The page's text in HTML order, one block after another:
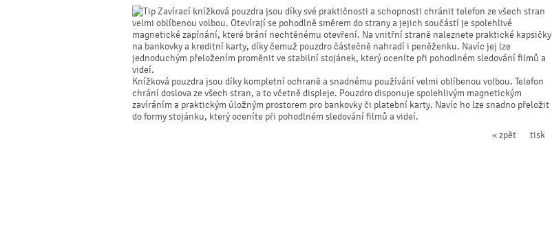
Zavírací knížková pouzdra jsou díky své praktičnosti a schopnosti chránit telefon ze všech stran
velmi oblíbenou volbou. Otevírají se pohodlně směrem do strany a jejich součástí je spolehlivé
magnetické zapínání, které brání nechtěnému otevření. Na vnitřní straně naleznete praktické kapsičky
na bankovky a kreditní karty, díky čemuž pouzdro částečně nahradí i peněženku. Navíc jej lze
jednoduchým přeložením proměnit ve stabilní stojánek, který oceníte při pohodlném sledování filmů a
videí.
Knížková pouzdra jsou díky kompletní ochraně a snadnému používání velmi oblíbenou volbou. Telefon
chrání doslova ze všech stran, a to včetně displeje. Pouzdro disponuje spolehlivým magnetickým
zavíráním a praktickým úložným prostorem pro bankovky či platební karty. Navíc ho lze snadno přeložit
do formy stojánku, který oceníte při pohodlném sledování filmů a videí.
tisk
« zpět